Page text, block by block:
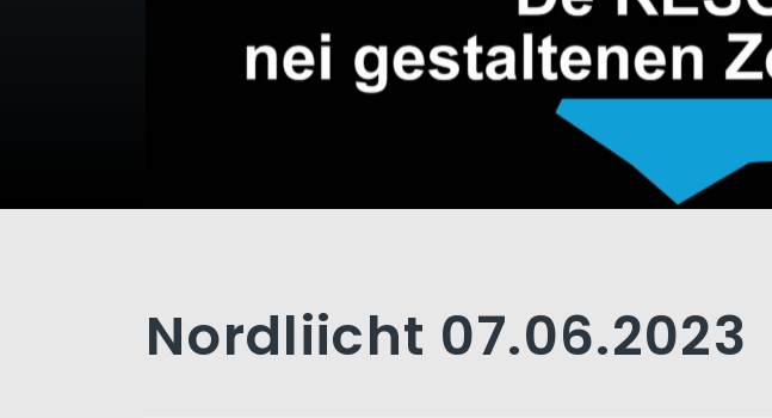
Nordliicht 07.06.2023